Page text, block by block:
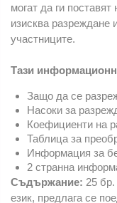
могат да ги
изисква разреждане
участниците.
Тази
Защо да се
Насоки за
Коефициенти на
Таблица за
Информация за
2 странна
Съдържание: 25
език, предлага се